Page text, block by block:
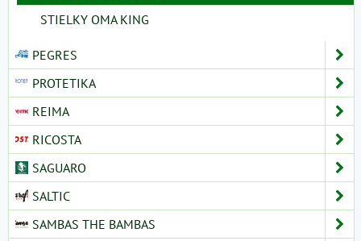
STIELKY OMA KING
PEGRES
PROTETIKA
REIMA
RICOSTA
SAGUARO
SALTIC
SAMBAS THE BAMBAS